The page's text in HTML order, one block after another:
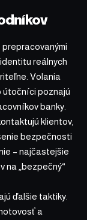
reálnych
Volania
útočníci poznajú
banky.
klientov,
bezpečnosti
– najčastejšie
na „bezpečný“
ďalšie taktiky.
a